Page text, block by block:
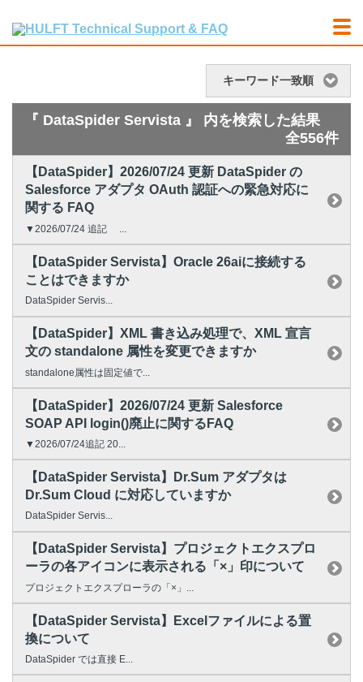
キーワード一致順
『 DataSpider Servista 』 内を検索した結果
全556件
【DataSpider】2026/07/24 更新 DataSpider の
Salesforce アダプタ OAuth 認証への緊急対応に
関する FAQ
▼2026/07/24 追記 ...
【DataSpider Servista】Oracle 26aiに接続する
ことはできますか
DataSpider Servis...
【DataSpider】XML 書き込み処理で、XML 宣言
文の standalone 属性を変更できますか
standalone属性は固定値で...
【DataSpider】2026/07/24 更新 Salesforce
SOAP API login()廃止に関するFAQ
▼2026/07/24追記 20...
【DataSpider Servista】Dr.Sum アダプタは
Dr.Sum Cloud に対応していますか
DataSpider Servis...
【DataSpider Servista】プロジェクトエクスプロ
ーラの各アイコンに表示される「×」印について
プロジェクトエクスプローラの「×」...
【DataSpider Servista】Excelファイルによる置
換について
DataSpider では直接 E...